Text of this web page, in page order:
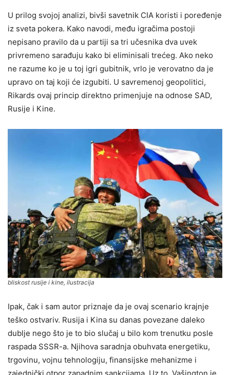
U prilog svojoj analizi, bivši savetnik CIA koristi i poređenje
iz sveta pokera. Kako navodi, među igračima postoji
nepisano pravilo da u partiji sa tri učesnika dva uvek
privremeno sarađuju kako bi eliminisali trećeg. Ako neko
ne razume ko je u toj igri gubitnik, vrlo je verovatno da je
upravo on taj koji će izgubiti. U savremenoj geopolitici,
Rikards ovaj princip direktno primenjuje na odnose SAD,
Rusije i Kine.
bliskost rusije i kine, ilustracija
Ipak, čak i sam autor priznaje da je ovaj scenario krajnje
teško ostvariv. Rusija i Kina su danas povezane daleko
dublje nego što je to bio slučaj u bilo kom trenutku posle
raspada SSSR-a. Njihova saradnja obuhvata energetiku,
trgovinu, vojnu tehnologiju, finansijske mehanizme i